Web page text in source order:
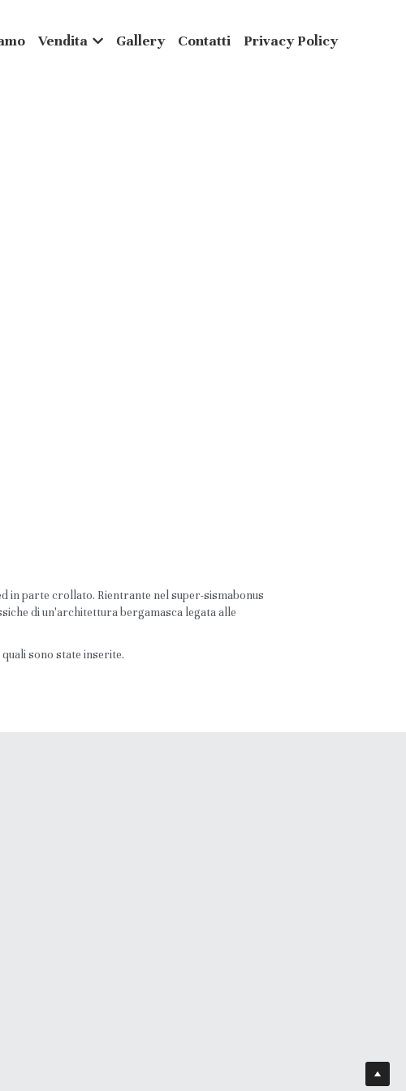
Vendita Gallery Contatti Privacy Policy
in parte crollato. Rientrante nel super-sismabonus
di un'architettura bergamasca legata alle
sono state inserite.